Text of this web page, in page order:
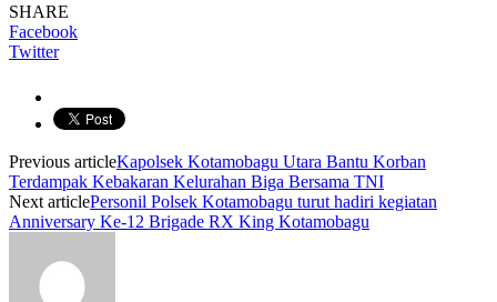
SHARE
Facebook
Twitter
Previous articleKapolsek Kotamobagu Utara Bantu Korban
Terdampak Kebakaran Kelurahan Biga Bersama TNI
Next articlePersonil Polsek Kotamobagu turut hadiri kegiatan
Anniversary Ke-12 Brigade RX King Kotamobagu